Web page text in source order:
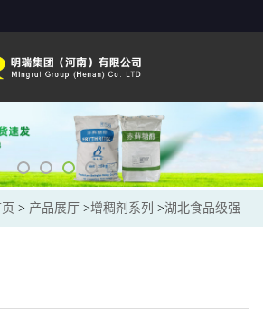
> 产品展厅 >增稠剂系列 >湖北食品级强